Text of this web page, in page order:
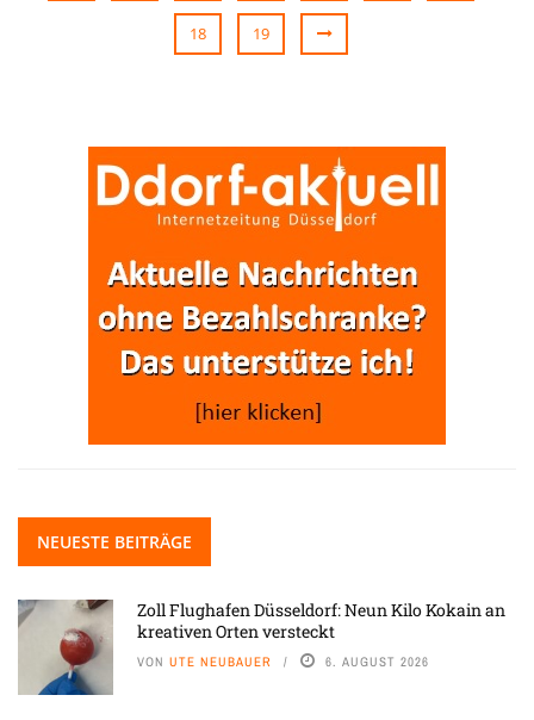
18 19
NEUESTE BEITRÄGE
Zoll Flughafen Düsseldorf: Neun Kilo Kokain an
kreativen Orten versteckt
VON UTE NEUBAUER 6. AUGUST 2026